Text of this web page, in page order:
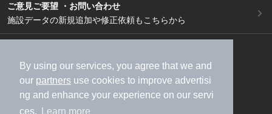
By using our services, you agree that we and
our partners use cookies to improve advertisi
ng and enhance your experience on our servi
ces.
Learn more
ご意見ご要望 ・お問い合わせ
施設データの新規追加や修正依頼もこちらから
加盟店募集（資料請求）
広告出稿のご案内
利用規約
ライフスタイルMEMBERS+規約
特定商取引法に基づく表記
ヘルプ
採用情報